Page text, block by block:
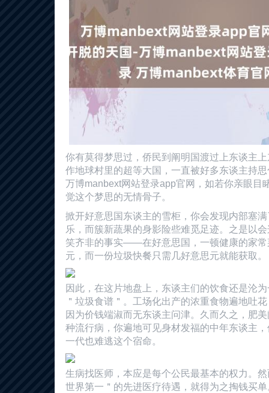
你有莫得梦思过，侨民到阐明国渡过上东谈主
作地球村里的超等大国，一直被好多东谈主持
万博manbext网站登录app官网，如若你亲眼目
觉这个梦思的无情骨子。
掀开好意思国东谈主的雪柜，你会发现内部塞
乐，而簇新蔬果的身影险些难觅足迹。之是以
笑齐非的事实——在好意思国，一顿健康的家常
元，而一份垃圾快餐只需几好意思元就能获取。
因此，在这片地盘上，东谈主们的饮食还是沦
＂垃圾食谱＂。工场化出产的浓重食物遍地吐
因为价钱端淑而无东谈主问津。久而久之，肥
种流行病，你遍地可见身材发福的中年东谈主
一代也难逃这个宿命。
生病找医师，本应是每个公民最基本的权力。
世界第一＂的先进医疗待遇，就得为之掏钱买